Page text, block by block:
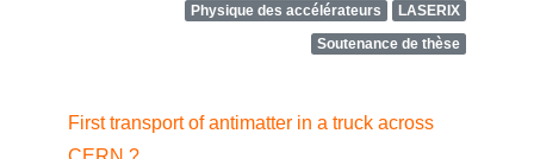
Physique des accélérateurs
LASERIX
Soutenance de thèse
First transport of antimatter in a truck across